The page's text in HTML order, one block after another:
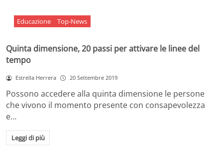
Educazione Top-News
Quinta dimensione, 20 passi per attivare le linee del
tempo
Estrella Herrera 20 Settembre 2019
Possono accedere alla quinta dimensione le persone
che vivono il momento presente con consapevolezza
e…
Leggi di più